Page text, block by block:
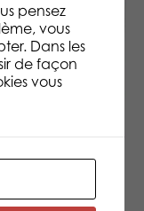
Lovers
Lights in Tromso
pensez
vous
Dans les
de façon
vous